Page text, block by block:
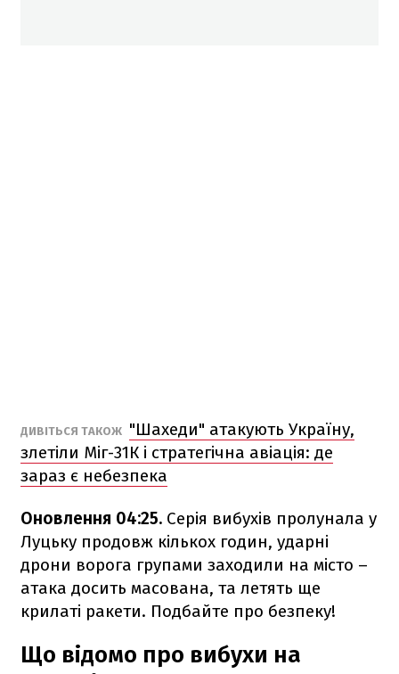
ДИВІТЬСЯ ТАКОЖ "Шахеди" атакують Україну,
злетіли Міг-31К і стратегічна авіація: де
зараз є небезпека
Оновлення 04:25. Серія вибухів пролунала у
Луцьку продовж кількох годин, ударні
дрони ворога групами заходили на місто –
атака досить масована, та летять ще
крилаті ракети. Подбайте про безпеку!
Що відомо про вибухи на